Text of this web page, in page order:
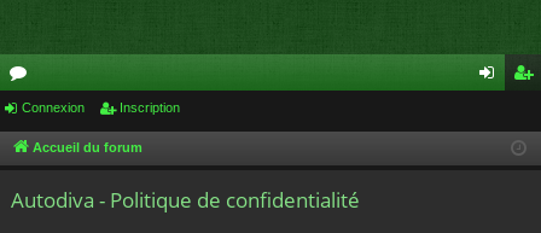
or
u cri
Connexion Inscription
Accueil du forum
Autodiva - Politique de confidentialité